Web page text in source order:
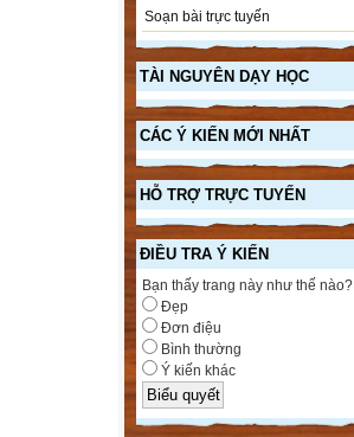
Soạn bài trực tuyến
TÀI NGUYÊN DẠY HỌC
CÁC Ý KIẾN MỚI NHẤT
HỖ TRỢ TRỰC TUYẾN
ĐIỀU TRA Ý KIẾN
Bạn thấy trang này như thế nào?
Đẹp
Đơn điệu
Bình thường
Ý kiến khác